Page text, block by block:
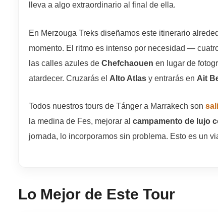
lleva a algo extraordinario al final de ella.
En Merzouga Treks diseñamos este itinerario
momento. El ritmo es intenso por necesidad —
las calles azules de Chefchaouen en lugar de
atardecer. Cruzarás el Alto Atlas y entrarás en Ait
Todos nuestros tours de Tánger a Marrakech son
la medina de Fes, mejorar al campamento de lujo
jornada, lo incorporamos sin problema. Esto es un
Lo Mejor de Este Tour